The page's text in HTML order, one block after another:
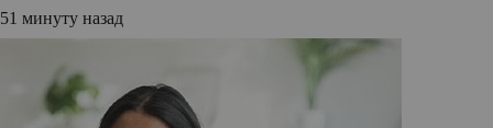
51 минуту назад